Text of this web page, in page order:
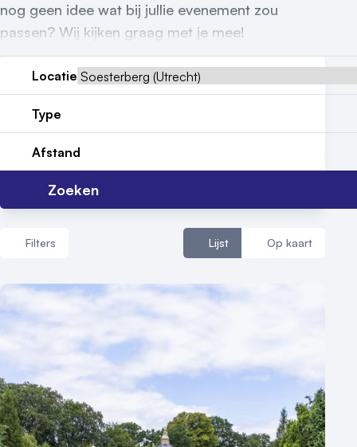
Contact
nog geen idee wat bij jullie evenement zou
passen? Wij kijken graag met je mee!
Locatie
Type
Afstand
Zoeken
Filters Lijst Op kaart
Aantal zalen
1 - 5 zalen
10 of meer zalen
Aantal personen
1 - 50 personen